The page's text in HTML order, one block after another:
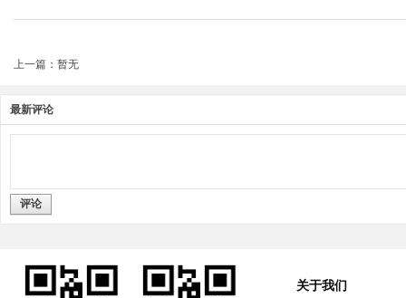
上一篇：暂无
最新评论
评论
关于我们